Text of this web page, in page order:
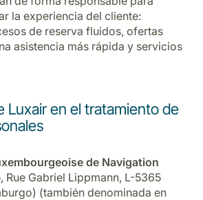
la experiencia del cliente:
de reserva fluidos, ofertas
asistencia más rápida y servicios
en el tratamiento de
de Navigation
Rue Gabriel Lippmann, L-5365
(también denominada en